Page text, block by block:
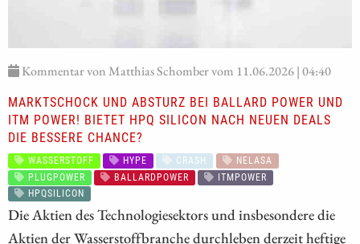
Kommentar von Matthias Schomber vom 11.06.2026 | 04:40
MARKTSCHOCK UND ABSTURZ BEI BALLARD POWER UND
ITM POWER! BIETET HPQ SILICON NACH NEUEN DEALS
DIE BESSERE CHANCE?
WASSERSTOFF HYPE CRASH
NELASA
PLUGPOWER
BALLARDPOWER
ITMPOWER
HPQSILICON
Die Aktien des Technologiesektors und insbesondere die
Aktien der Wasserstoffbranche durchleben derzeit heftige